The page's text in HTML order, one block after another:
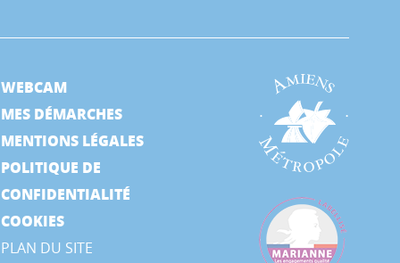
WEBCAM
MES DÉMARCHES
MENTIONS LÉGALES
POLITIQUE DE
CONFIDENTIALITÉ
COOKIES
PLAN DU SITE